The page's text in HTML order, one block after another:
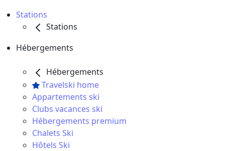
Stations
Stations
Hébergements
Hébergements
Travelski home
Appartements ski
Clubs vacances ski
Hébergements premium
Chalets Ski
Hôtels Ski